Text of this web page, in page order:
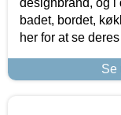
badet, bordet,
her for at se
Se